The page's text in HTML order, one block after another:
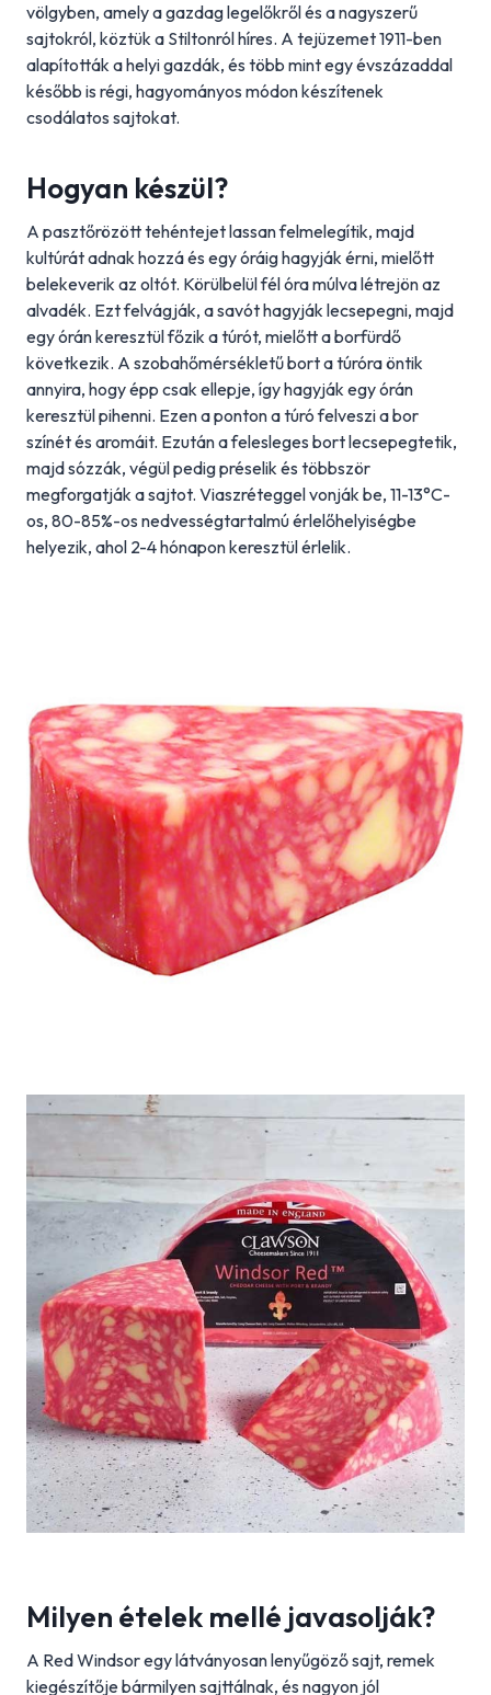
völgyben, amely a gazdag legelőkről és a nagyszerű
sajtokról, köztük a Stiltonról híres. A tejüzemet 1911-ben
alapították a helyi gazdák, és több mint egy évszázaddal
később is régi, hagyományos módon készítenek
csodálatos sajtokat.
Hogyan készül?
A pasztőrözött tehéntejet lassan felmelegítik, majd
kultúrát adnak hozzá és egy óráig hagyják érni, mielőtt
belekeverik az oltót. Körülbelül fél óra múlva létrejön az
alvadék. Ezt felvágják, a savót hagyják lecsepegni, majd
egy órán keresztül főzik a túrót, mielőtt a borfürdő
következik. A szobahőmérsékletű bort a túróra öntik
annyira, hogy épp csak ellepje, így hagyják egy órán
keresztül pihenni. Ezen a ponton a túró felveszi a bor
színét és aromáit. Ezután a felesleges bort lecsepegtetik,
majd sózzák, végül pedig préselik és többször
megforgatják a sajtot. Viaszréteggel vonják be, 11-13°C-
os, 80-85%-os nedvességtartalmú érlelőhelyiségbe
helyezik, ahol 2-4 hónapon keresztül érlelik.
Milyen ételek mellé javasolják?
A Red Windsor egy látványosan lenyűgöző sajt, remek
kiegészítője bármilyen sajttálnak, és nagyon jól